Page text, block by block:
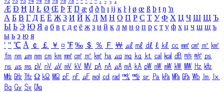
Æ Ð Ħ Ĳ Ł Ø Œ Þ Ŧ Ŋ æ đ ð ħ ı ĳ ĸ ŀ ł ø œ ß þ ŧ ŋ ŉ
А Б В Г Д Е Ё Ж З И Й К Л М Н О П Р С Т У Ф Х Ц Ч Ш Щ Ъ
Ы Ь Э Ю Я а б в г д е ё ж з и й к л м н о п р с т у ф х ц ч ш щ ъ
ы ь э ю я
′ ″ ℃ Å ￠ ￡ ￥ ¤ ℉ ‰ ＄ ％ Ｆ ￦ ㎕ ㎖ ㎗ ℓ ㎘ ㏄ ㎣ ㎤ ㎥ ㎦
㎙ ㎚ ㎛ ㎜ ㎝ ㎞ ㎟ ㎠ ㎡ ㎢ ㏊ ㎍ ㎎ ㎏ ㏏ ㎈ ㎉ ㏈ ㎧ ㎨ ㎰
㎱ ㎲ ㎳ ㎴ ㎵ ㎶ ㎷ ㎸ ㎹ ㎀ ㎁ ㎂ ㎃ ㎄ ㎺ ㎻ ㎽ ㎾ ㎿ ㎐ ㎑
㎒ ㎓ ㎔ Ω ㏀ ㏁ ㎊ ㎋ ㎌ ㏖ ㏅ ㎭ ㎮ ㎯ ㏛ ㎩ ㎪ ㎫ ㎬ ㏝ ㏐
㏓
㏃ ㏉ ㏜ ㏆